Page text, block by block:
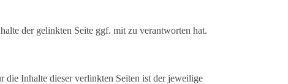
der gelinkten Seite ggf. mit zu verantworten hat.
Inhalte dieser verlinkten Seiten ist der jeweilige